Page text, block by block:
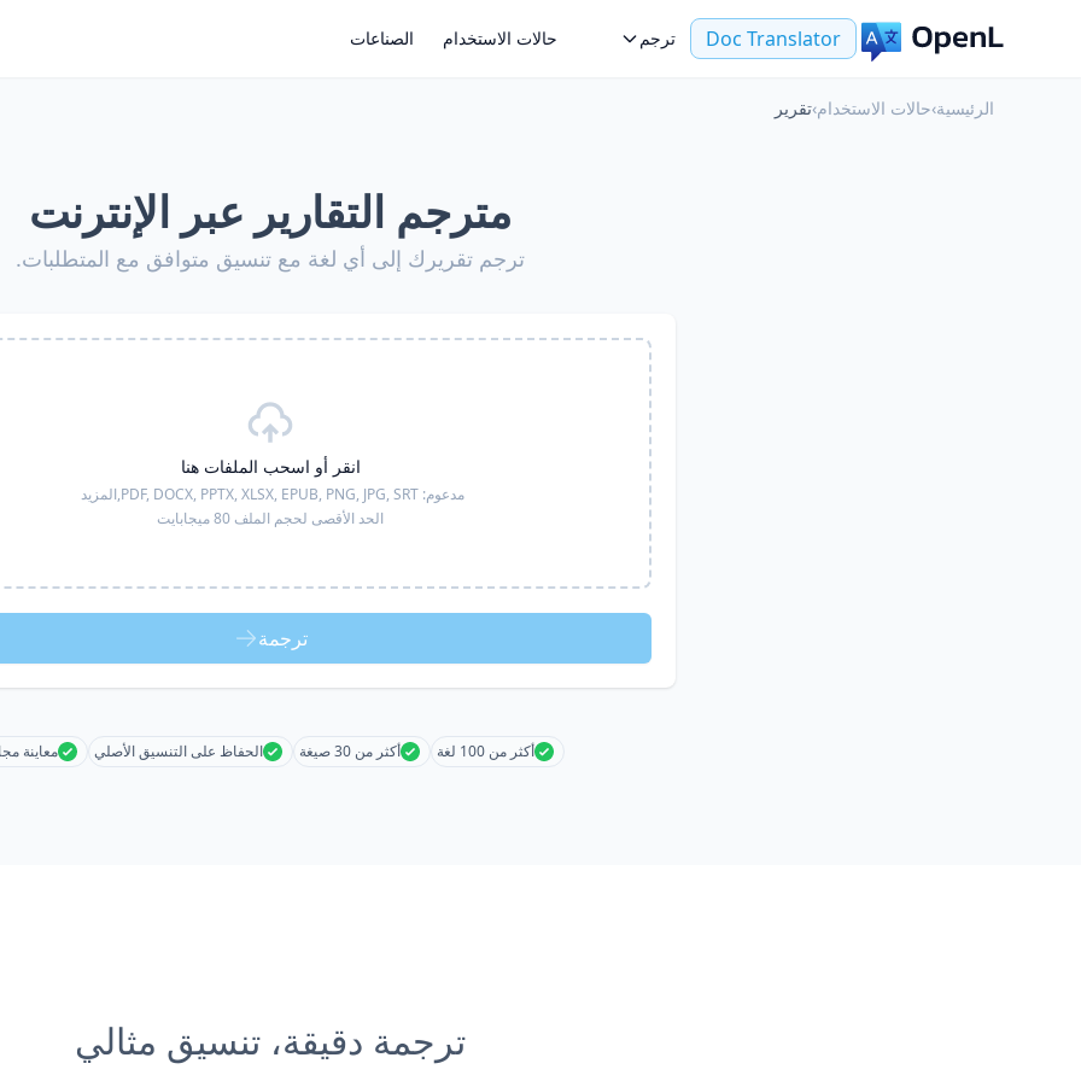
Doc Translator ترجم حالات الاستخدام الصناعات
الرئيسية›حالات الاستخدام›تقرير
مترجم التقارير عبر الإنترنت
ترجم تقريرك إلى أي لغة مع تنسيق متوافق مع المتطلبات.
انقر أو اسحب الملفات هنا
مدعوم: PDF, DOCX, PPTX, XLSX, EPUB, PNG, JPG, SRT, المزيد
الحد الأقصى لحجم الملف 80 ميجابايت
ترجمة
أكثر من 100 لغة أكثر من 30 صيغة الحفاظ على التنسيق الأصلي معاينة
ترجمة دقيقة، تنسيق مثالي